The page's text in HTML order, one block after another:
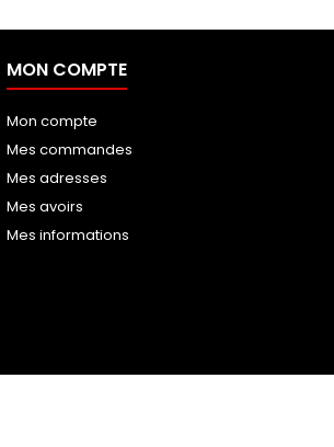
MON COMPTE
Mon compte
Mes commandes
Mes adresses
Mes avoirs
Mes informations